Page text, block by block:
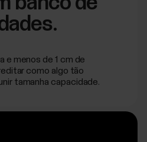
e menos de 1 cm de
como algo tão
tamanha capacidade.